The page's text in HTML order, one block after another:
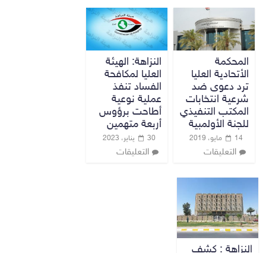
المحكمة
الأتحادية العليا
ترد دعوى ضد
شرعية انتخابات
المكتب التنفيذي
للجنة الأولمبية
14 مايو، 2019
التعليقات
النزاهة: الهيئة
العليا لمكافحة
الفساد تنفذ
عملية نوعية
أطاحت برؤوس
أربعة متهمين
30 يناير، 2023
التعليقات
النزاهة : كشف